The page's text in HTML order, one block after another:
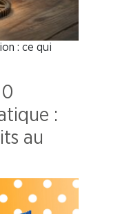
: ce qui
:
au